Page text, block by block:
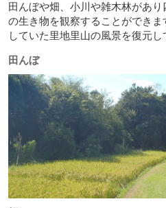
田んぼや畑、小川や雑木林があ
の生き物を観察することができ
していた里地里山の風景を復元し
田んぼ